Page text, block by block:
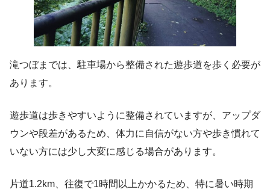
滝つぼまでは、駐車場から整備された遊歩道を歩く必要が
あります。
遊歩道は歩きやすいように整備されていますが、アップダ
ウンや段差があるため、体力に自信がない方や歩き慣れて
いない方には少し大変に感じる場合があります。
片道1.2km、往復で1時間以上かかるため、特に暑い時期